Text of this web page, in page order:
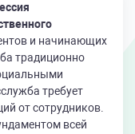
и начинающих
традиционно
требует
от сотрудников.
всей